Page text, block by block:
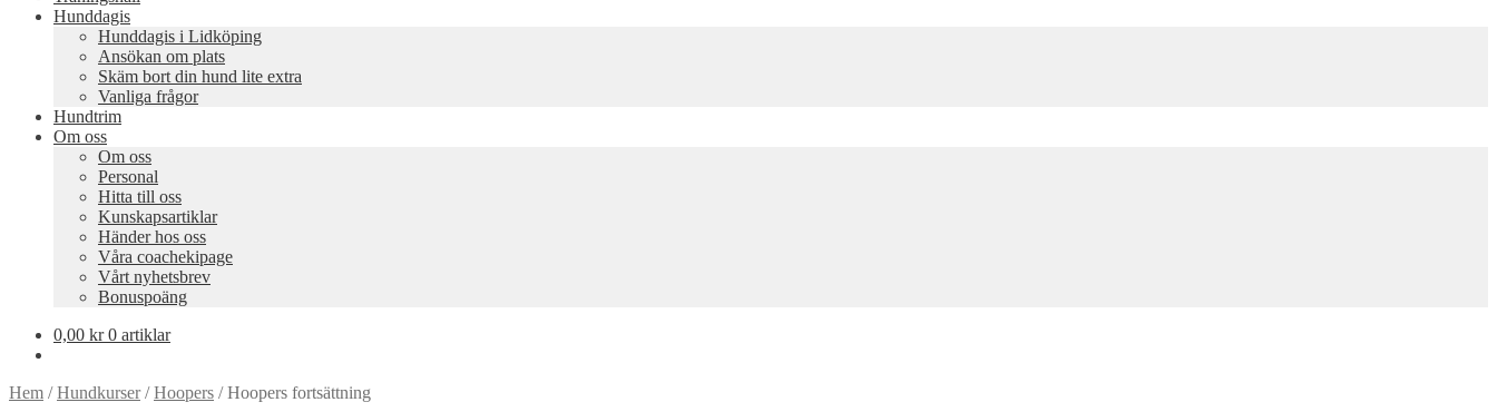
Hunddagis
Hunddagis i Lidköping
Ansökan om plats
Skäm bort din hund lite extra
Vanliga frågor
Hundtrim
Om oss
Om oss
Personal
Hitta till oss
Kunskapsartiklar
Händer hos oss
Våra coachekipage
Vårt nyhetsbrev
Bonuspoäng
0,00 kr 0 artiklar
Hem /Hundkurser/Hoopers /Hoopers fortsättning